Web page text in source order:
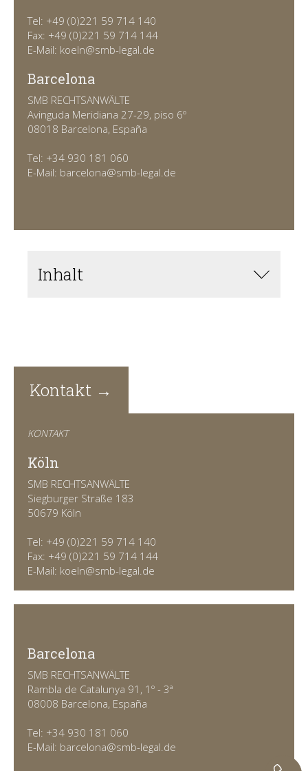
Tel: +49 (0)221 59 714 140
Fax: +49 (0)221 59 714 144
E-Mail: koeln@smb-legal.de
Barcelona
SMB RECHTSANWÄLTE
Avinguda Meridiana 27-29, piso 6º
08018 Barcelona, España
Tel: +34 930 181 060
E-Mail: barcelona@smb-legal.de
Inhalt
Kontakt →
KONTAKT
Köln
SMB RECHTSANWÄLTE
Siegburger Straße 183
50679 Köln
Tel: +49 (0)221 59 714 140
Fax: +49 (0)221 59 714 144
E-Mail: koeln@smb-legal.de
Barcelona
SMB RECHTSANWÄLTE
Rambla de Catalunya 91, 1º - 3ª
08008 Barcelona, España
Tel: +34 930 181 060
E-Mail: barcelona@smb-legal.de